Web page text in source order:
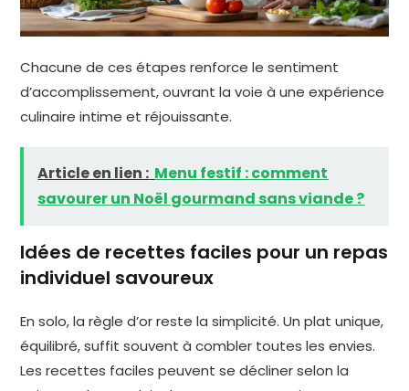
Chacune de ces étapes renforce le sentiment
d’accomplissement, ouvrant la voie à une expérience
culinaire intime et réjouissante.
Article en lien : Menu festif : comment
savourer un Noël gourmand sans viande ?
Idées de recettes faciles pour un repas
individuel savoureux
En solo, la règle d’or reste la simplicité. Un plat unique,
équilibré, suffit souvent à combler toutes les envies.
Les recettes faciles peuvent se décliner selon la